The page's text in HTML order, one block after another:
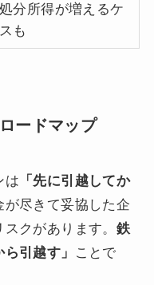
分所得が増えるケ
も
ードマップ
は 「先に引越してか
が尽きて妥協した企
クがあります。 鉄
引越す」
ことで